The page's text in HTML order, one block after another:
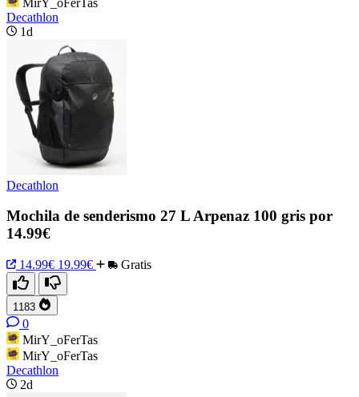
Decathlon
1d
Decathlon
Mochila de senderismo 27 L Arpenaz 100 gris por
14.99€
14.99€ 19.99€ Gratis
1183
0
MirY_oFerTas
MirY_oFerTas
Decathlon
2d